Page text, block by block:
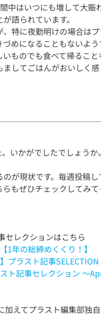
中はいつにも増して大賑
語られています。
特に夜勤明けの場合は
めになることもないよう
ものでも食べて帰るこ
が現状です。毎週投稿
1年の総締めくくり！】
プラスト記事
ト記事セレクション ～
えてプラスト編集部独